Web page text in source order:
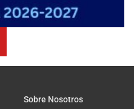
Sobre Nosotros